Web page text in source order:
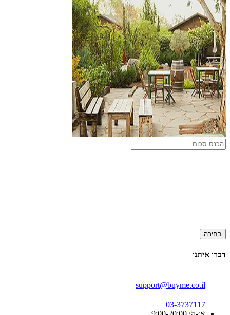
בחירה
דברו איתנו
support@buyme.co.il
03-3737117